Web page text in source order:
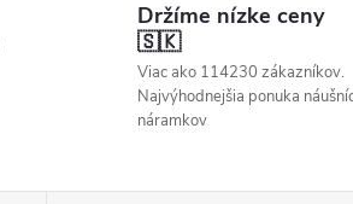
Držíme nízke ceny
🇸🇰
Viac ako 114230 zákazníkov.
Najvýhodnejšia ponuka
náramkov